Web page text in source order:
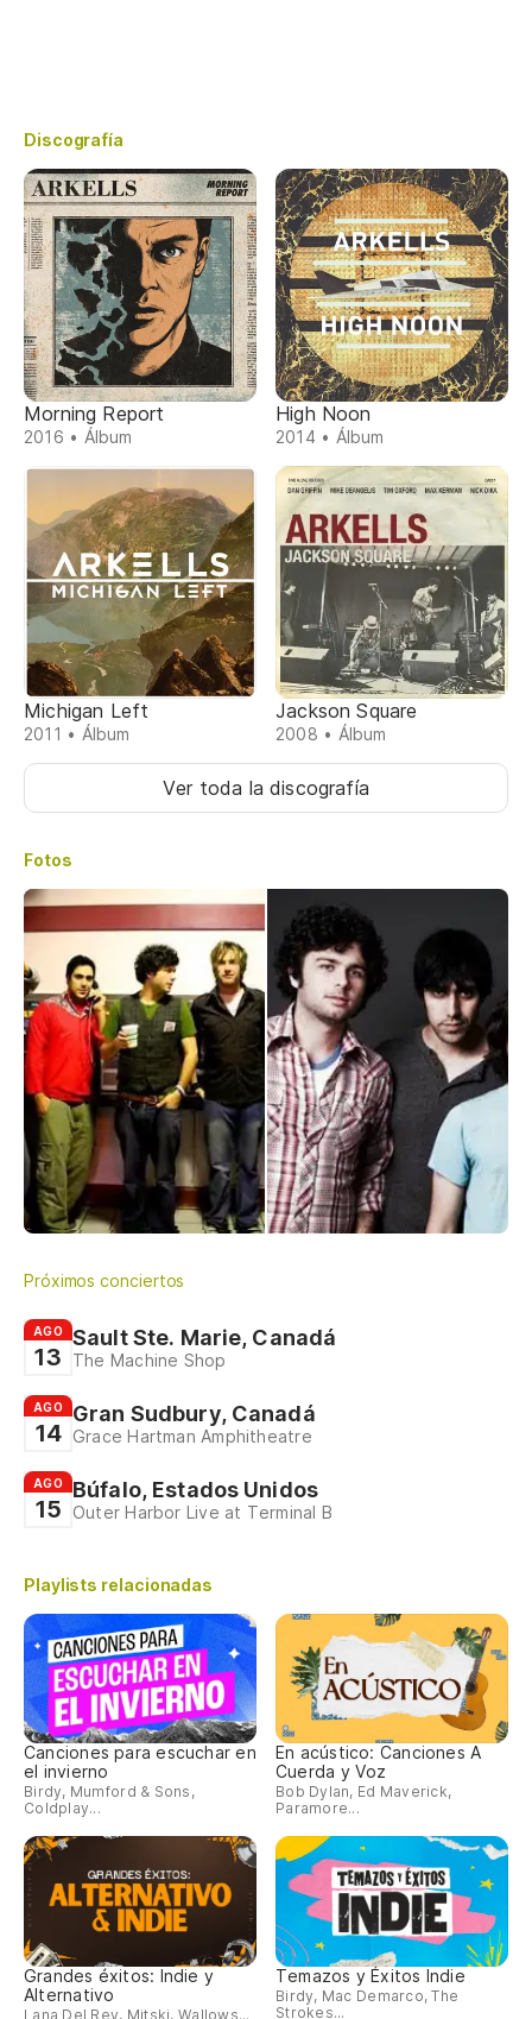
Discografía
Morning Report
2016 • Álbum
High Noon
2014 • Álbum
Michigan Left
2011 • Álbum
Jackson Square
2008 • Álbum
Ver toda la discografía
Fotos
Próximos conciertos
AGO
13
Sault Ste. Marie, Canadá
The Machine Shop
AGO
14
Gran Sudbury, Canadá
Grace Hartman Amphitheatre
AGO
15
Búfalo, Estados Unidos
Outer Harbor Live at Terminal B
Playlists relacionadas
Canciones para escuchar en
el invierno
Birdy, Mumford & Sons,
Coldplay...
En acústico: Canciones A
Cuerda y Voz
Bob Dylan, Ed Maverick,
Paramore...
Grandes éxitos: Indie y
Alternativo
Lana Del Rey, Mitski, Wallows...
Temazos y Éxitos Indie
Birdy, Mac Demarco, The
Strokes...